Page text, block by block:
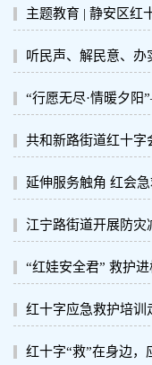
延伸服务触角 红会
江宁路街道开展防灾
“红娃安全君” 救护进
红十字应急救护培训
红十字“救”在身边，